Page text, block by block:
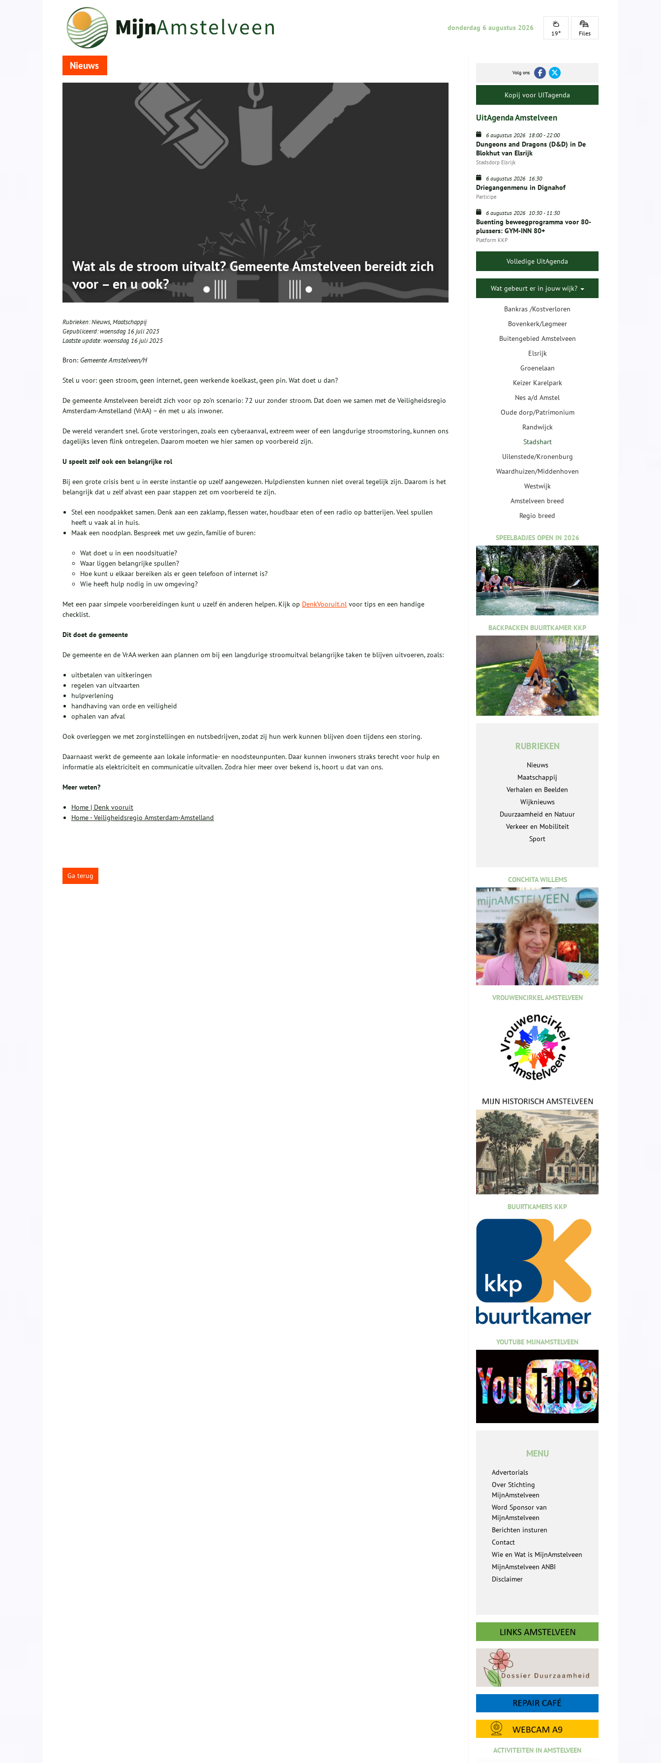
donderdag 6 augustus 2026
19° Files
Nieuws
Wat als de stroom uitvalt? Gemeente Amstelveen bereidt zich
voor – en u ook?
Rubrieken:Nieuws,Maatschappij
Gepubliceerd:woensdag 16 juli 2025
Laatste update:woensdag 16 juli 2025
Bron: Gemeente Amstelveen/H
Stel u voor: geen stroom, geen internet, geen werkende koelkast, geen pin. Wat doet u dan?
De gemeente Amstelveen bereidt zich voor op zo’n scenario: 72 uur zonder stroom. Dat doen we samen met de Veiligheidsregio
Amsterdam-Amstelland (VrAA) – én met u als inwoner.
De wereld verandert snel. Grote verstoringen, zoals een cyberaanval, extreem weer of een langdurige stroomstoring, kunnen ons
dagelijks leven flink ontregelen. Daarom moeten we hier samen op voorbereid zijn.
U speelt zelf ook een belangrijke rol
Bij een grote crisis bent u in eerste instantie op uzelf aangewezen. Hulpdiensten kunnen niet overal tegelijk zijn. Daarom is het
belangrijk dat u zelf alvast een paar stappen zet om voorbereid te zijn.
Stel een noodpakket samen. Denk aan een zaklamp, flessen water, houdbaar eten of een radio op batterijen. Veel spullen
heeft u vaak al in huis.
Maak een noodplan. Bespreek met uw gezin, familie of buren:
Wat doet u in een noodsituatie?
Waar liggen belangrijke spullen?
Hoe kunt u elkaar bereiken als er geen telefoon of internet is?
Wie heeft hulp nodig in uw omgeving?
Met een paar simpele voorbereidingen kunt u uzelf én anderen helpen. Kijk op DenkVooruit.nl voor tips en een handige
checklist.
Dit doet de gemeente
De gemeente en de VrAA werken aan plannen om bij een langdurige stroomuitval belangrijke taken te blijven uitvoeren, zoals:
uitbetalen van uitkeringen
regelen van uitvaarten
hulpverlening
handhaving van orde en veiligheid
ophalen van afval
Ook overleggen we met zorginstellingen en nutsbedrijven, zodat zij hun werk kunnen blijven doen tijdens een storing.
Daarnaast werkt de gemeente aan lokale informatie- en noodsteunpunten. Daar kunnen inwoners straks terecht voor hulp en
informatie als elektriciteit en communicatie uitvallen. Zodra hier meer over bekend is, hoort u dat van ons.
Meer weten?
Home | Denk vooruit
Home - Veiligheidsregio Amsterdam-Amstelland
Ga terug
Volg ons
Kopij voor UITagenda
UitAgenda Amstelveen
6 augustus 2026 18:00-22:00
Dungeons and Dragons (D&D) in De
Blokhut van Elsrijk
Stadsdorp Elsrijk
6 augustus 2026 16:30
Driegangenmenu in Dignahof
Participe
6 augustus 2026 10:30-11:30
Buenting beweegprogramma voor 80-
plussers: GYM-INN 80+
Platform KKP
Volledige UitAgenda
Wat gebeurt er in jouw wijk?
Bankras /Kostverloren
Bovenkerk/Legmeer
Buitengebied Amstelveen
Elsrijk
Groenelaan
Keizer Karelpark
Nes a/d Amstel
Oude dorp/Patrimonium
Randwijck
Stadshart
Uilenstede/Kronenburg
Waardhuizen/Middenhoven
Westwijk
Amstelveen breed
Regio breed
SPEELBADJES OPEN IN 2026
BACKPACKEN BUURTKAMER KKP
RUBRIEKEN
Nieuws
Maatschappij
Verhalen en Beelden
Wijknieuws
Duurzaamheid en Natuur
Verkeer en Mobiliteit
Sport
CONCHITA WILLEMS
VROUWENCIRKEL AMSTELVEEN
BUURTKAMERS KKP
YOUTUBE MIJNAMSTELVEEN
MENU
Advertorials
Over Stichting
MijnAmstelveen
Word Sponsor van
MijnAmstelveen
Berichten insturen
Contact
Wie en Wat is MijnAmstelveen
MijnAmstelveen ANBI
Disclaimer
ACTIVITEITEN IN AMSTELVEEN